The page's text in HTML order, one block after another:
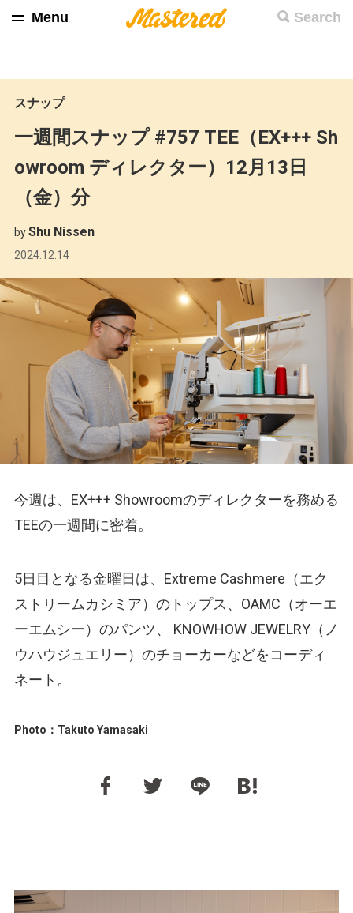
Search
Menu
スナップ
一週間スナップ #757 TEE（EX+++ Sh
owroom ディレクター）12月13日
（金）分
byShu Nissen
2024.12.14
今週は、EX+++ Showroomのディレクターを務める
TEEの一週間に密着。
5日目となる金曜日は、Extreme Cashmere（エク
ストリームカシミア）のトップス、OAMC（オーエ
ーエムシー）のパンツ、 KNOWHOW JEWELRY（ノ
ウハウジュエリー）のチョーカーなどをコーディ
ネート。
Photo：Takuto Yamasaki